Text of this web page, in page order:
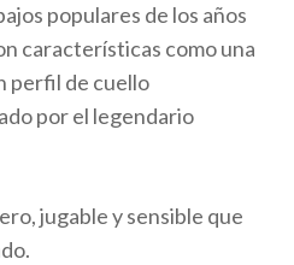
populares de los años
características como una
perfil de cuello
por el legendario
jugable y sensible que